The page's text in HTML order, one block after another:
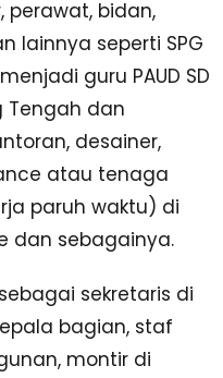
perawat, bidan,
lainnya seperti SPG
guru PAUD SD
Tengah dan
desainer,
atau tenaga
paruh waktu) di
dan sebagainya.
sekretaris di
bagian, staf
montir di